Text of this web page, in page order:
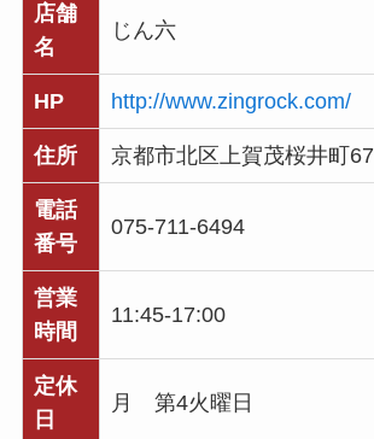
店舗
名
じん六
HP http://www.zingrock.com/
住所 京都市北区上賀茂桜井町67
電話
番号
075-711-6494
営業
時間
11:45-17:00
定休
日
月 第4火曜日